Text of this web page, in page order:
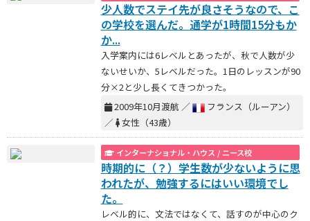
少人数でステイ先が良さそうなので、こ
の学校を選んだ。通学が1時間15分もか
か...
入学案内には6レベルとあったが、秋で人数が少
ないせいか、5レベルだった。1日のレッスンが90
分×2と少し長くてきつかった。
2009年10月渡航 ／
フランス（ルーアン）
／ 女性（43歳）
インターナショナル・ハウス / ニース校
時期的に（？）学生数が少ないように思
われたが、勉強するにはいい環境でし
た。
レベル的に、文法ではなくて、話すのが中心のク